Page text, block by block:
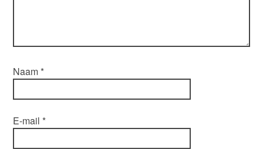
Naam *
E-mail *